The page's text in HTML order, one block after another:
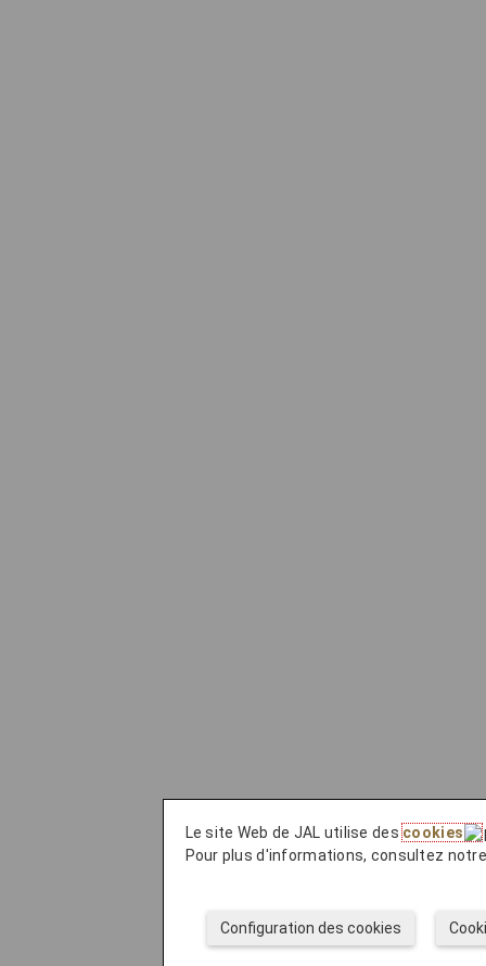
Le site Web de JAL utilise descookies
Pour plus d'informations, consultez
Configuration des cookies